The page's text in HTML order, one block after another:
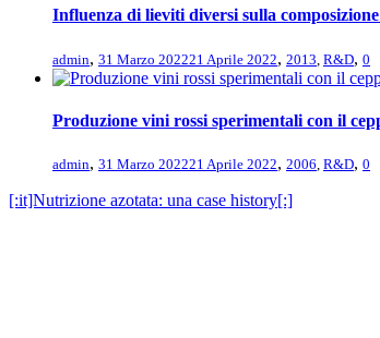
Influenza di lieviti diversi sulla
admin, 31 Marzo 202221 Aprile 2022, 2013 R&D, 0
Produzione vini rossi sperimentali con il
admin, 31 Marzo 202221 Aprile 2022, 2006, R&D, 0
[:it]Nutrizione azotata: una case history[:]